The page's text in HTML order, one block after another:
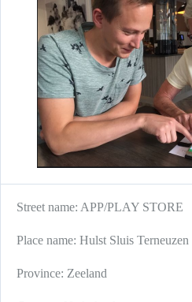
Street name: APP/PLAY STORE
Place name: Hulst Sluis Terneuzen
Province: Zeeland